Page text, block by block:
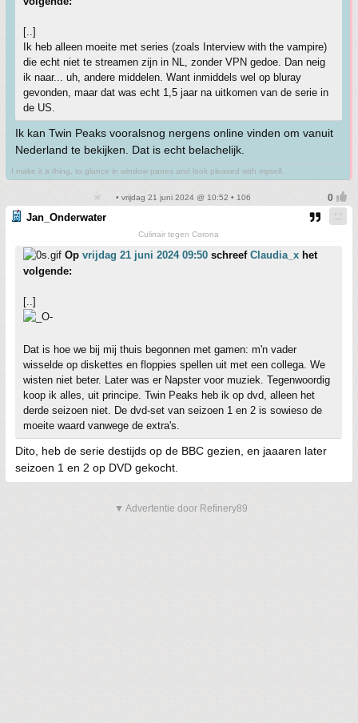
[..]
Ik heb alleen moeite met series (zoals Interview with the vampire)
die echt niet te streamen zijn in NL, zonder VPN gedoe. Dan neig
ik naar... uh, andere middelen. Want inmiddels wel op bluray
gevonden, maar dat was echt 1,5 jaar na uitkomen van de serie in
de US.
Ik kan Twin Peaks vooralsnog nergens online vinden om vanuit
Nederland te bekijken. Dat is echt belachelijk.
I make it a thing, to glance in window panes and look pleased with myself.
• vrijdag 21 juni 2024 @ 10:52 • 106
Jan_Onderwater
Culinair tegen Corona
Op vrijdag 21 juni 2024 09:50 schreef Claudia_x het
volgende:
[..]
Dat is hoe we bij mij thuis begonnen met gamen: m'n vader
wisselde op diskettes en floppies spellen uit met een collega. We
wisten niet beter. Later was er Napster voor muziek. Tegenwoordig
koop ik alles, uit principe. Twin Peaks heb ik op dvd, alleen het
derde seizoen niet. De dvd-set van seizoen 1 en 2 is sowieso de
moeite waard vanwege de extra's.
Dito, heb de serie destijds op de BBC gezien, en jaaaren later
seizoen 1 en 2 op DVD gekocht.
▼ Advertentie door Refinery89